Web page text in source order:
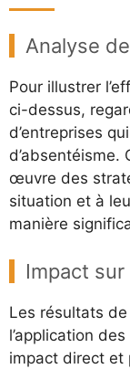
Analyse
Pour illustrer
ci-dessus,
d’entreprises
d’absentéisme.
œuvre des
situation et à
manière
Impact sur
Les résultats
l’application
impact direct et